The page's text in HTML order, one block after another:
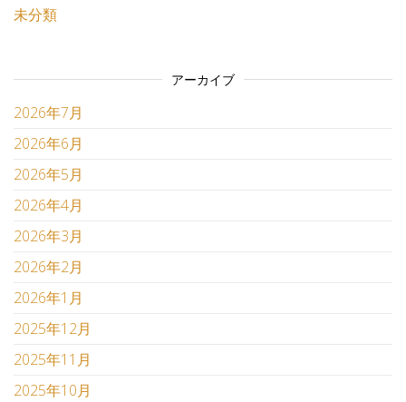
未分類
アーカイブ
2026年7月
2026年6月
2026年5月
2026年4月
2026年3月
2026年2月
2026年1月
2025年12月
2025年11月
2025年10月